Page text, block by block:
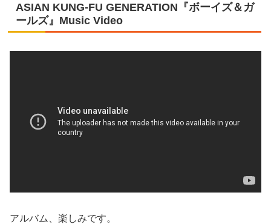
ASIAN KUNG-FU GENERATION『ボーイズ＆ガ
ールズ』Music Video
アルバム、楽しみです。